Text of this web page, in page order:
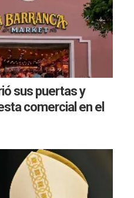
sus puertas y
comercial en el